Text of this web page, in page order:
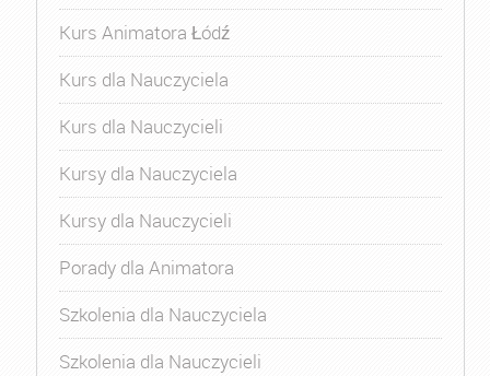
Kurs Animatora Łódź
Kurs dla Nauczyciela
Kurs dla Nauczycieli
Kursy dla Nauczyciela
Kursy dla Nauczycieli
Porady dla Animatora
Szkolenia dla Nauczyciela
Szkolenia dla Nauczycieli